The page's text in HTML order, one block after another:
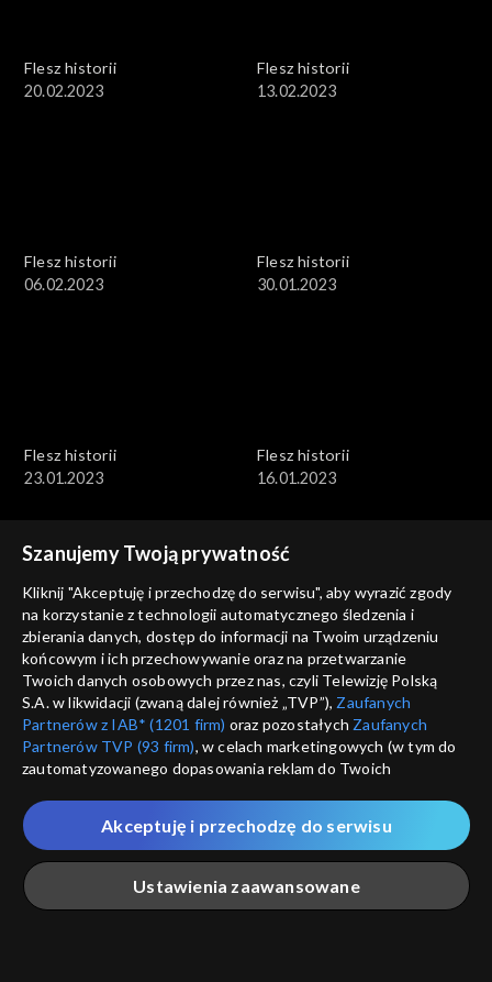
Flesz historii
20.02.2023
Flesz historii
13.02.2023
Flesz historii
06.02.2023
Flesz historii
30.01.2023
Flesz historii
23.01.2023
Flesz historii
16.01.2023
Flesz historii
09.01.2023
Flesz historii
02.01.2023
Flesz historii
19.12.2022
Flesz historii
12.12.2022
Szanujemy Twoją prywatność
Kliknij "Akceptuję i przechodzę do serwisu", aby wyrazić zgody
na korzystanie z technologii automatycznego śledzenia i
zbierania danych, dostęp do informacji na Twoim urządzeniu
końcowym i ich przechowywanie oraz na przetwarzanie
Twoich danych osobowych przez nas, czyli Telewizję Polską
S.A. w likwidacji (zwaną dalej również „TVP”), Zaufanych
Partnerów z IAB* (1201 firm) oraz pozostałych Zaufanych
Partnerów TVP (93 firm), w celach marketingowych (w tym do
zautomatyzowanego dopasowania reklam do Twoich
które wskazujemy poniżej, a także zgody na udostępnianie
przez nas identyfikatora PPID do Google.
Twoje dane osobowe zbierane podczas odwiedzania przez
Ciebie naszych
poszczególnych serwisówzwanych dalej
„Portalem”, w tym informacje zapisywane za pomocą
Ustawienia zaawansowane
Akceptuję i przechodzę do serwisu